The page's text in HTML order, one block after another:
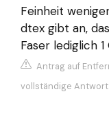
Feinheit
dtex gibt an,
Faser lediglich
Antrag auf
vollständige Antwort